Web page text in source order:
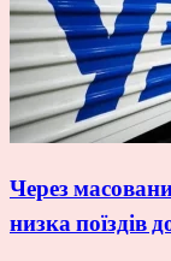
Через
низка поїздів